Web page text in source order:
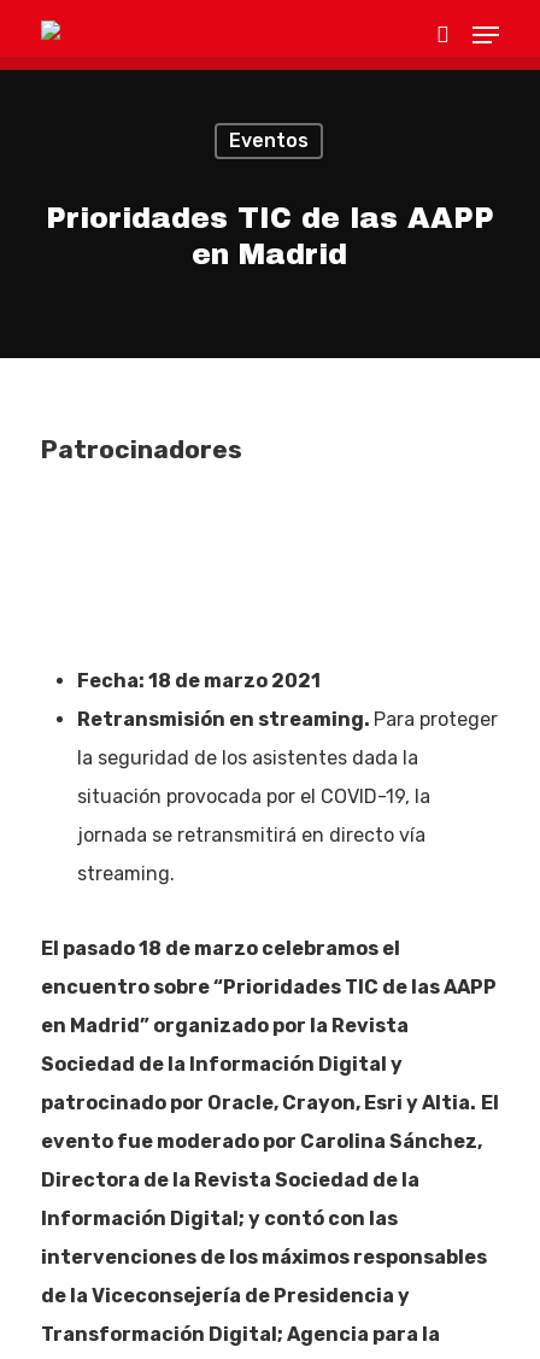
Hit enter to search or ESC to close
Eventos
Prioridades TIC de las AAPP
en Madrid
Patrocinadores
Fecha: 18 de marzo 2021
Retransmisión en streaming. Para proteger
la seguridad de los asistentes dada la
situación provocada por el COVID-19, la
jornada se retransmitirá en directo vía
streaming.
El pasado 18 de marzo celebramos el
encuentro sobre “Prioridades TIC de las AAPP
en Madrid” organizado por la Revista
Sociedad de la Información Digital y
patrocinado por Oracle, Crayon, Esri y Altia. El
evento fue moderado por Carolina Sánchez,
Directora de la Revista Sociedad de la
Información Digital; y contó con las
intervenciones de los máximos responsables
de la Viceconsejería de Presidencia y
Transformación Digital; Agencia para la